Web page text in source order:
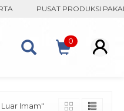
PUSAT PRODUKSI
0
Imam"